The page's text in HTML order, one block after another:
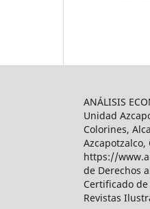
ANÁLISIS
Unidad
Colorines,
Azcapotzalco,
https://
de Derechos
Certificado
Revistas